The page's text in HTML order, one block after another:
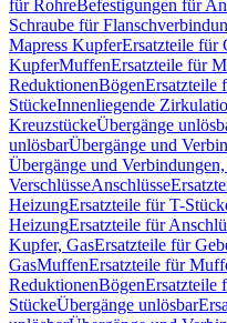
für RohreBefestigungen für
Schraube für
Mapress KupferErsatzteile für
KupferMuffenErsatzteile für
ReduktionenBögenErsatzteile
StückeInnenliegende
KreuzstückeÜbergänge
unlösbarÜbergänge und
Übergänge und
VerschlüsseAnschlüsse
HeizungErsatzteile für T-
HeizungErsatzteile für
Kupfer, GasErsatzteile für
GasMuffenErsatzteile für
ReduktionenBögenErsatzteile
StückeÜbergänge unlösbar